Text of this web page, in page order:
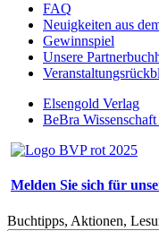
FAQ
Neuigkeiten aus
Gewinnspiel
Unsere
Elsengold Verlag
BeBra
Melden Sie sich für
Buchtipps, Aktionen,